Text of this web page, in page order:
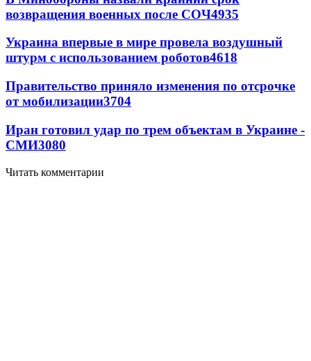
возвращения военных после СОЧ4935
Украина впервые в мире провела воздушный
штурм с использованием роботов4618
Правительство приняло изменения по отсрочке
от мобилизации3704
Иран готовил удар по трем объектам в Украине -
СМИ3080
Читать комментарии